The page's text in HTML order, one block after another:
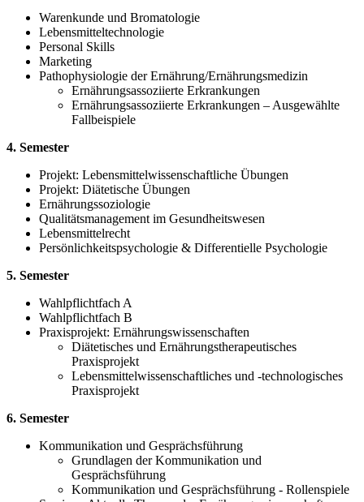
Warenkunde und Bromatologie
Lebensmitteltechnologie
Personal Skills
Marketing
Pathophysiologie der Ernährung/Ernährungsmedizin
Ernährungsassoziierte Erkrankungen
Ernährungsassoziierte Erkrankungen – Ausgewählte
Fallbeispiele
4. Semester
Projekt: Lebensmittelwissenschaftliche Übungen
Projekt: Diätetische Übungen
Ernährungssoziologie
Qualitätsmanagement im Gesundheitswesen
Lebensmittelrecht
Persönlichkeitspsychologie & Differentielle Psychologie
5. Semester
Wahlpflichtfach A
Wahlpflichtfach B
Praxisprojekt: Ernährungswissenschaften
Diätetisches und Ernährungstherapeutisches
Praxisprojekt
Lebensmittelwissenschaftliches und -technologisches
Praxisprojekt
6. Semester
Kommunikation und Gesprächsführung
Grundlagen der Kommunikation und
Gesprächsführung
Kommunikation und Gesprächsführung - Rollenspiele